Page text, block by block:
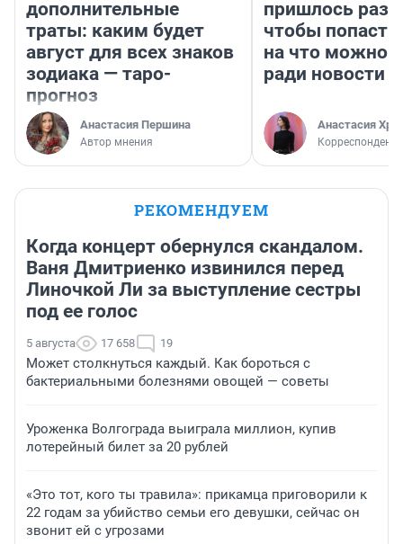
дополнительные
траты: каким будет
август для всех знаков
зодиака — таро-
прогноз
Анастасия Першина
Автор мнения
пришлось
чтобы попасть
на что можно
ради новости
Анастасия
Корреспондент
РЕКОМЕНДУЕМ
Когда концерт обернулся скандалом.
Ваня Дмитриенко извинился перед
Линочкой Ли за выступление сестры
под ее голос
5 августа 17 658 19
Может столкнуться каждый. Как бороться с
бактериальными болезнями овощей — советы
Уроженка Волгограда выиграла миллион, купив
лотерейный билет за 20 рублей
«Это тот, кого ты травила»: прикамца приговорили к
22 годам за убийство семьи его девушки, сейчас он
звонит ей с угрозами